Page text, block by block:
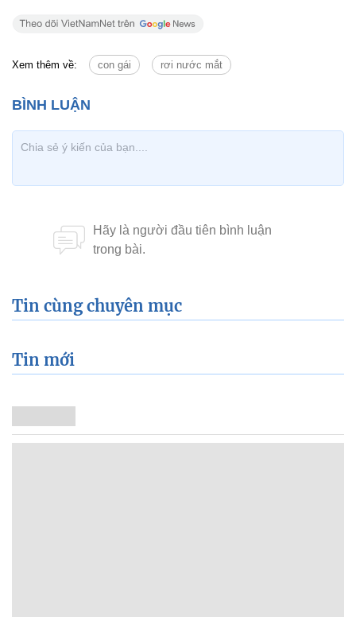
Xem thêm về: con gái rơi nước mắt
Tin cùng chuyên mục
Tin mới